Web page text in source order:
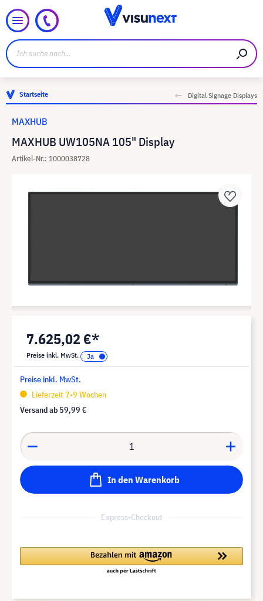
Startseite Digital Signage Displays
MAXHUB UW105NA 105" Display
Artikel-Nr.: 1000038728
MAXHUB
7.625,02 €*
Preise inkl. MwSt.
Preise inkl. MwSt.
Lieferzeit 7-9 Wochen
Versand ab 59,99 €
In den Warenkorb
Express-Checkout